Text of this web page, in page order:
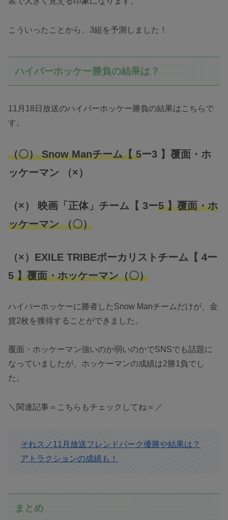
こういったことから、3組を予測しました！
ハイパーホッケー勝負の結果は？
11月18日放送のハイパーホッケー勝負の結果はこちらで
す。
（〇） Snow Manチーム【 5ー3 】覆面・ホ
ッケーマン
（×）
（×） 映画「正体」チーム【 3ー5 】覆面・ホ
ッケーマン（〇）
（×） EXILE TRIBEボーカリストチーム【 4ー
5】覆面・ホッケーマン（〇）
ハイパーホッケーに勝者したSnow Manチームだけが、金
貨2枚を獲得することができました。
覆面・ホッケーマン強いのか弱いのかでSNSでも話題に
なっていましたが、ホッケーマンの成績は2勝1負でし
た。
＼関連記事＝こちらもチェックしてね＝／
それスノ11月放送フレンドパーク優勝や結果は？
アトラクションの成績も！
まとめ